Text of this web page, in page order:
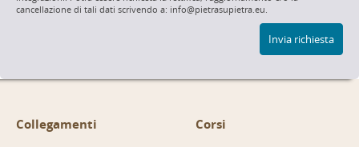
cancellazione di tali dati scrivendo a: info@pietrasupietra.eu.
Invia richiesta
Collegamenti Corsi